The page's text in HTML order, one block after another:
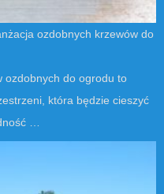
ozdobnych krzewów do
ozdobnych do ogrodu to
która będzie cieszyć
…